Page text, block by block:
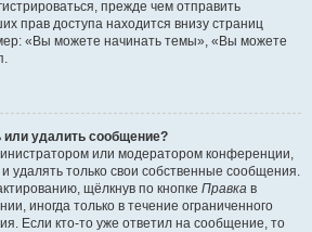
прежде чем отправить
прав доступа находится внизу страниц
«Вы можете начинать темы», «Вы можете
или удалить сообщение?
или модератором конференции,
удалять только свои собственные сообщения.
щёлкнув по кнопке Правка в
иногда только в течение ограниченного
Если кто-то уже ответил на сообщение, то